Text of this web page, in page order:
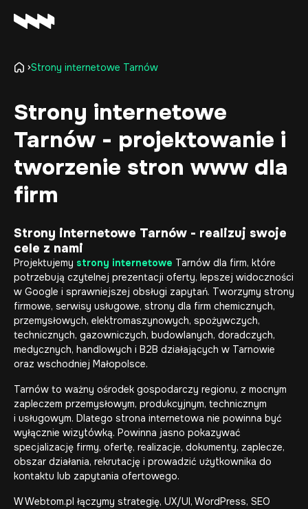
O firmie
Kariera
Kontakt
Strony internetowe Tarnów
Strony internetowe
Tarnów - projektowanie i
tworzenie stron www dla
firm
Strony internetowe Tarnów - realizuj swoje
cele z nami
Projektujemy strony internetowe Tarnów dla firm, które
potrzebują czytelnej prezentacji oferty, lepszej widoczności
w Google i sprawniejszej obsługi zapytań. Tworzymy strony
firmowe, serwisy usługowe, strony dla firm chemicznych,
przemysłowych, elektromaszynowych, spożywczych,
technicznych, gazowniczych, budowlanych, doradczych,
medycznych, handlowych i B2B działających w Tarnowie
oraz wschodniej Małopolsce.
Tarnów to ważny ośrodek gospodarczy regionu, z mocnym
zapleczem przemysłowym, produkcyjnym, technicznym
i usługowym. Dlatego strona internetowa nie powinna być
wyłącznie wizytówką. Powinna jasno pokazywać
specjalizację firmy, ofertę, realizacje, dokumenty, zaplecze,
obszar działania, rekrutację i prowadzić użytkownika do
kontaktu lub zapytania ofertowego.
W Webtom.pl łączymy strategię, UX/UI, WordPress, SEO